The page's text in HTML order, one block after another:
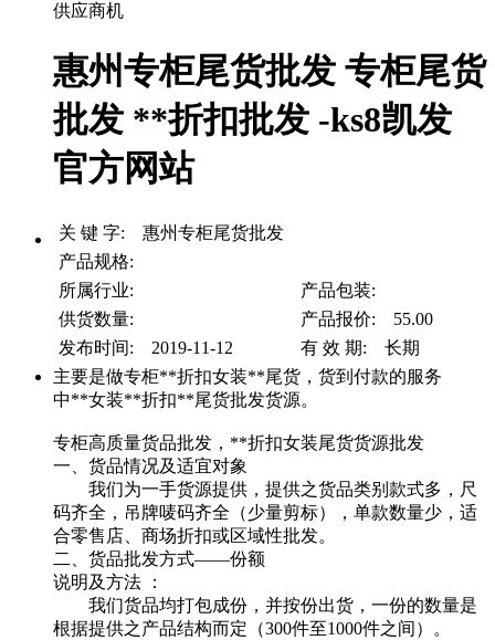
供应商机
惠州专柜尾货批发 专柜尾货
批发 **折扣批发 -ks8凯发
官方网站
关 键 字: 惠州专柜尾货批发
产品规格:
所属行业:
产品包装:
供货数量:
产品报价: 55.00
发布时间: 2019-11-12
有 效 期: 长期
主要是做专柜**折扣女装**尾货，货到付款的服务
中**女装**折扣**尾货批发货源。
专柜高质量货品批发，**折扣女装尾货货源批发
一、货品情况及适宜对象
我们为一手货源提供，提供之货品类别款式多，尺
码齐全，吊牌唛码齐全（少量剪标），单款数量少，适
合零售店、商场折扣或区域性批发。
二、货品批发方式——份额
说明及方法 ：
我们货品均打包成份，并按份出货，一份的数量是
根据提供之产品结构而定（300件至1000件之间）。